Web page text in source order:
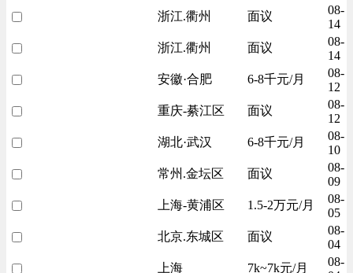
浙江.衢州
面议
08-
14
浙江.衢州
面议
08-
14
安徽·合肥
6-8千元/月
08-
12
重庆-綦江区
面议
08-
12
湖北·武汉
6-8千元/月
08-
10
常州.金坛区
面议
08-
09
上海-黄浦区
1.5-2万元/月
08-
05
北京.东城区
面议
08-
04
上海
7k~7k元/月
08-